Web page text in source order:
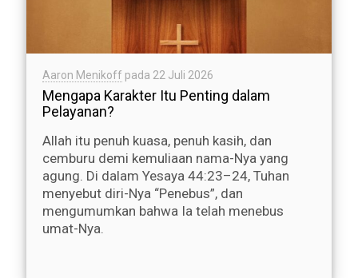
Aaron Menikoff pada 22 Juli 2026
Mengapa Karakter Itu Penting dalam
Pelayanan?
Allah itu penuh kuasa, penuh kasih, dan
cemburu demi kemuliaan nama-Nya yang
agung. Di dalam Yesaya 44:23–24, Tuhan
menyebut diri-Nya “Penebus”, dan
mengumumkan bahwa Ia telah menebus
umat-Nya.